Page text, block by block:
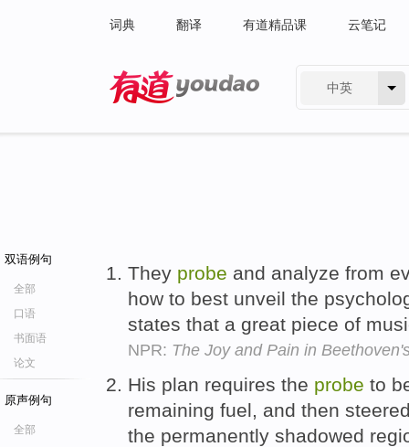
词典 翻译 有道精品课 云笔记
中英
双语例句
全部
口语
书面语
论文
原声例句
全部
They probe and analyze from
how to best unveil the
states that a great piece of
NPR: The Joy and Pain in
His plan requires the probe to
remaining fuel, and then
the permanently shadowed